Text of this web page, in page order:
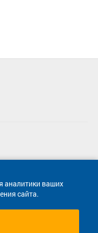
аналитики ваших
сайта.
сервис продажи